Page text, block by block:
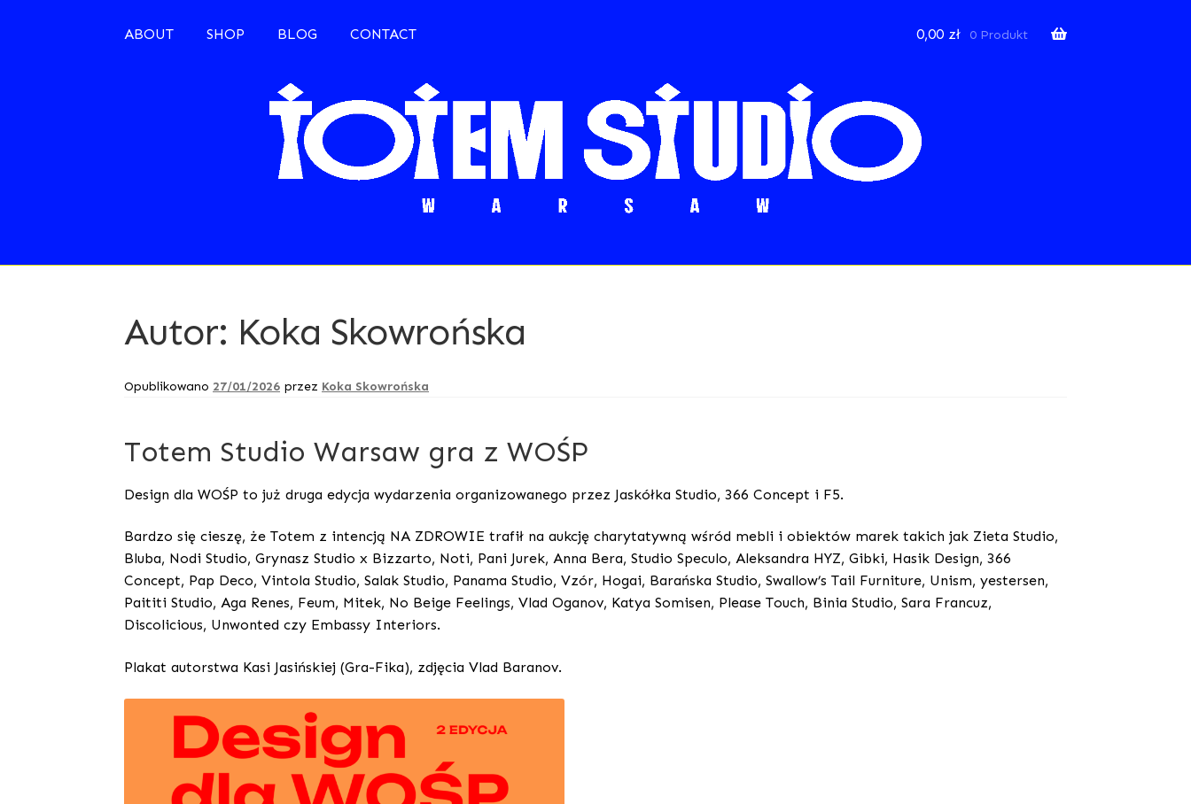
do
do
ABOUT SHOP BLOG CONTACT 0,00 zł 0 Produkt
Autor: Koka Skowrońska
Opublikowano 27/01/2026 przez Koka Skowrońska
Totem Studio Warsaw gra z WOŚP
Design dla WOŚP to już druga edycja wydarzenia organizowanego przez Jaskółka Studio, 366 Concept i F5.
Bardzo się cieszę, że Totem z intencją NA ZDROWIE trafił na aukcję charytatywną wśród mebli i obiektów marek takich jak Zieta Studio,
Bluba, Nodi Studio, Grynasz Studio x Bizzarto, Noti, Pani Jurek, Anna Bera, Studio Speculo, Aleksandra HYZ, Gibki, Hasik Design, 366
Concept, Pap Deco, Vintola Studio, Salak Studio, Panama Studio, Vzór, Hogai, Barańska Studio, Swallow’s Tail Furniture, Unism, yestersen,
Paititi Studio, Aga Renes, Feum, Mitek, No Beige Feelings, Vlad Oganov, Katya Somisen, Please Touch, Binia Studio, Sara Francuz,
Discolicious, Unwonted czy Embassy Interiors.
Plakat autorstwa Kasi Jasińskiej (Gra-Fika), zdjęcia Vlad Baranov.